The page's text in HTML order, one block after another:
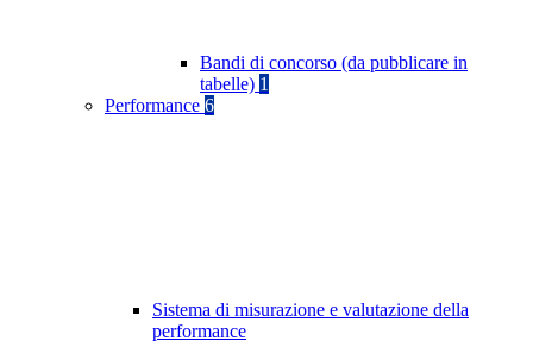
Bandi di concorso (da pubblicare in
tabelle) 1
Performance 6
Sistema di misurazione e valutazione della
performance